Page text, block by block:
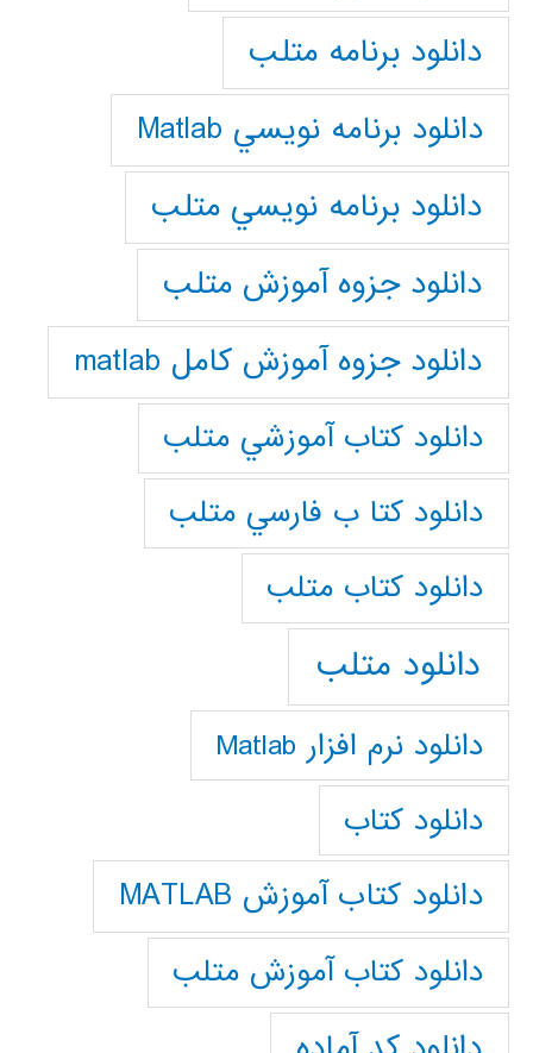
دانلود برنامه متلب
دانلود برنامه نويسي Matlab
دانلود برنامه نويسي متلب
دانلود جزوه آموزش متلب
دانلود جزوه آموزش کامل matlab
دانلود كتاب آموزشي متلب
دانلود كتا ب فارسي متلب
دانلود كتاب متلب
دانلود متلب
دانلود نرم افزار Matlab
دانلود کتاب
دانلود کتاب آموزش MATLAB
دانلود کتاب آموزش متلب